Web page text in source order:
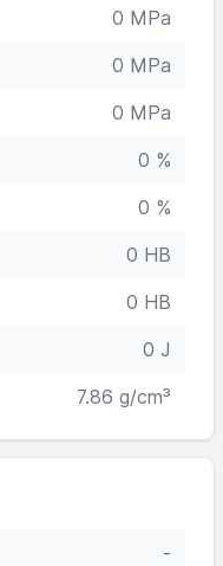
0 MPa
0 MPa
0 MPa
0 %
0 %
0 HB
0 HB
0 J
7.86 g/cm³
-